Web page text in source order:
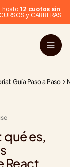
12 cuotas sin
y CARRERAS
Guía Paso a Paso
es,
React